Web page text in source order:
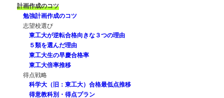
計画作成のコツ
勉強計画作成のコツ
志望校選び
東工大が逆転合格向きな３つの理由
５類を選んだ理由
東工大生の早慶合格率
東工大倍率推移
得点戦略
科学大（旧：東工大）合格最低点推移
得意教科別・得点プラン